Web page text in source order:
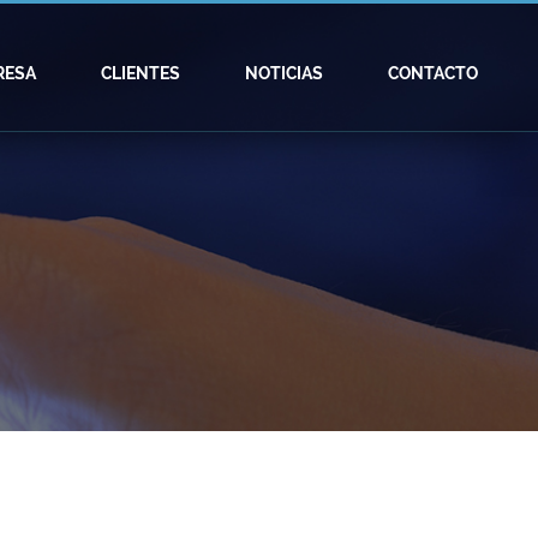
CLIENTES NOTICIAS CONTACTO